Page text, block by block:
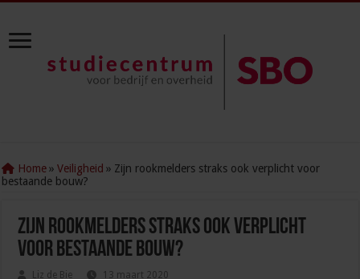
Home » Veiligheid » Zijn rookmelders straks ook verplicht voor
bestaande bouw?
Zijn rookmelders straks ook verplicht
voor bestaande bouw?
Liz de Bie
13 maart 2020